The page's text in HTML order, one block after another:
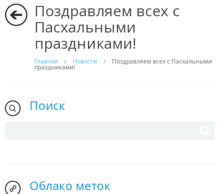
Поздравляем всех с
Пасхальными
праздниками!
Главная / Новости / Поздравляем всех с Пасхальными
праздниками!
Поиск
Облако меток